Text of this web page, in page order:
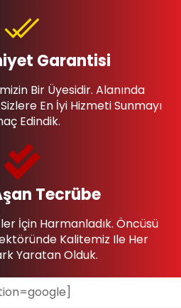
Tecrübe
İçin Harmanladık. Öncüsü
Kalitemiz Ile Her
Yaratan Olduk.
Garantisi
Bir Üyesidir. Alanında
En İyi Hizmeti Sunmayı
Edindik.